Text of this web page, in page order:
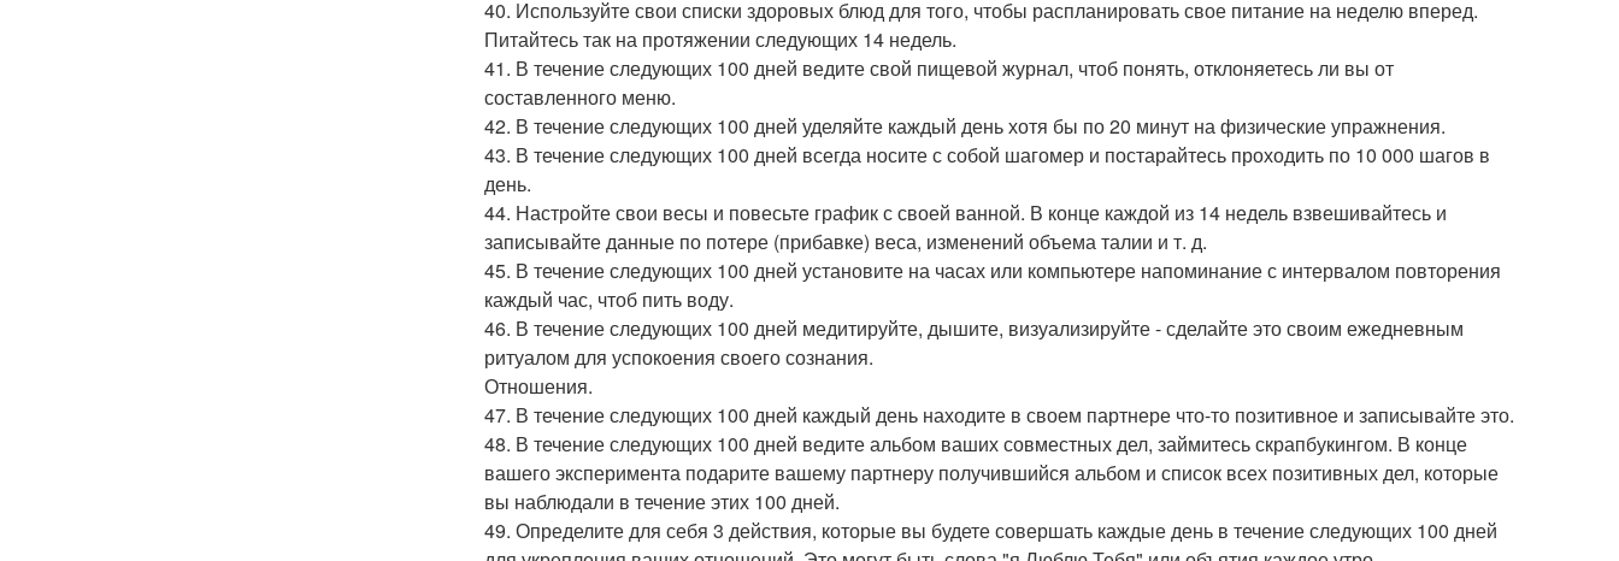
40. Используйте свои списки здоровых блюд для того, чтобы распланировать свое питание на неделю вперед.
Питайтесь так на протяжении следующих 14 недель.
41. В течение следующих 100 дней ведите свой пищевой журнал, чтоб понять, отклоняетесь ли вы от
составленного меню.
42. В течение следующих 100 дней уделяйте каждый день хотя бы по 20 минут на физические упражнения.
43. В течение следующих 100 дней всегда носите с собой шагомер и постарайтесь проходить по 10 000 шагов в
день.
44. Настройте свои весы и повесьте график с своей ванной. В конце каждой из 14 недель взвешивайтесь и
записывайте данные по потере (прибавке) веса, изменений объема талии и т. д.
45. В течение следующих 100 дней установите на часах или компьютере напоминание с интервалом повторения
каждый час, чтоб пить воду.
46. В течение следующих 100 дней медитируйте, дышите, визуализируйте - сделайте это своим ежедневным
ритуалом для успокоения своего сознания.
Отношения.
47. В течение следующих 100 дней каждый день находите в своем партнере что-то позитивное и записывайте это.
48. В течение следующих 100 дней ведите альбом ваших совместных дел, займитесь скрапбукингом. В конце
вашего эксперимента подарите вашему партнеру получившийся альбом и список всех позитивных дел, которые
вы наблюдали в течение этих 100 дней.
49. Определите для себя 3 действия, которые вы будете совершать каждые день в течение следующих 100 дней